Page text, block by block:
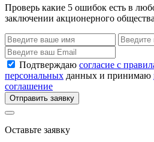
Проверь какие 5 ошибок есть в
заключении акционерного общества
Подтверждаю согласие с
персональных данных и принимаю
соглашение
Отправить заявку
Оставьте заявку